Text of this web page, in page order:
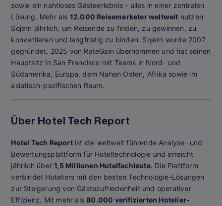
sowie ein nahtloses Gästeerlebnis - alles in einer zentralen
Lösung. Mehr als 12.000 Reisemarketer weltweit nutzen
Sojern jährlich, um Reisende zu finden, zu gewinnen, zu
konvertieren und langfristig zu binden. Sojern wurde 2007
gegründet, 2025 von RateGain übernommen und hat seinen
Hauptsitz in San Francisco mit Teams in Nord- und
Südamerika, Europa, dem Nahen Osten, Afrika sowie im
asiatisch-pazifischen Raum.
Über Hotel Tech Report
Hotel Tech Reportist die weltweit führende Analyse- und
Bewertungsplattform für Hoteltechnologie und erreicht
jährlich über1,5 Millionen Hotelfachleute. Die Plattform
verbindet Hoteliers mit den besten Technologie-Lösungen
zur Steigerung von Gästezufriedenheit und operativer
Effizienz. Mit mehr als80.000 verifizierten Hotelier-